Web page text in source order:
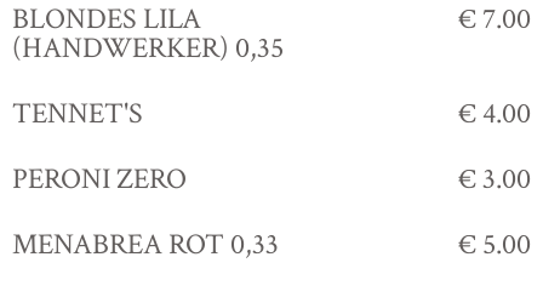
BLONDES LILA
(HANDWERKER) 0,35
€ 7.00
TENNET'S
€ 4.00
PERONI ZERO
€ 3.00
MENABREA ROT 0,33
€ 5.00